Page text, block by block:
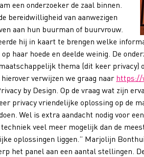
een onderzoeker de zaal binnen.
bereidwilligheid van aanwezigen
aan hun buurman of buurvrouw.
hij in kaart te brengen welke
haar hoede en deelde weinig. De
thema (dit keer privacy)
verwijzen we graag naar https://
by Design. Op de vraag wat zijn
privacy vriendelijke oplossing op de
Wel is extra aandacht nodig voor
veel meer mogelijk dan de
oplossingen liggen.” Marjolijn
het panel aan een aantal stellingen.